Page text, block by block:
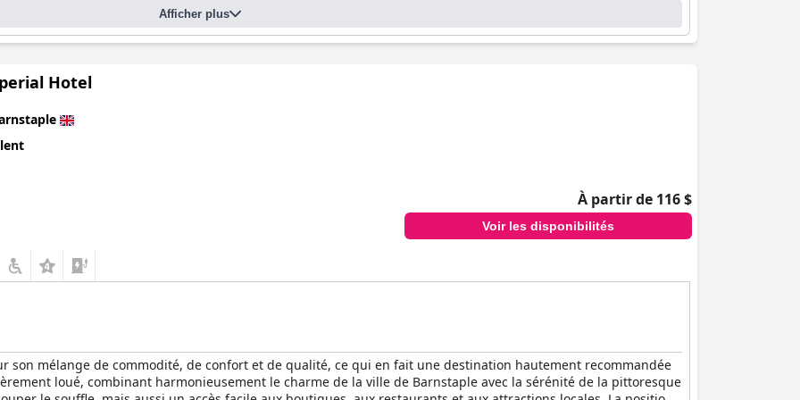
installations de stationnement améliorent encore la commodité de séjourner au Park Hotel. Malgré
créant une expérience de séjour impressionnante.
Afficher plus
Hotel
À partir de 116 $
Voir les disponibilités
son mélange de commodité, de confort et de qualité, ce qui en fait une destination hautement recommandée
loué, combinant harmonieusement le charme de la ville de Barnstaple avec la sérénité de la pittoresque